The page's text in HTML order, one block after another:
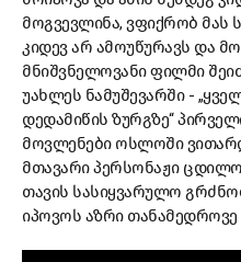
მოგვევლინა, ვფიქრობ მას
კიდევ არ ამოუწურავს და
მნიშვნელოვანი ფილმი
უახლეს ნამუშევარში -
დედამიწის ზურგზე“
მოვლენები ოსლოში
მთავარი პერსონაჟი
თავის სასიყვარულო
იპოვოს აზრი თანამედროვე